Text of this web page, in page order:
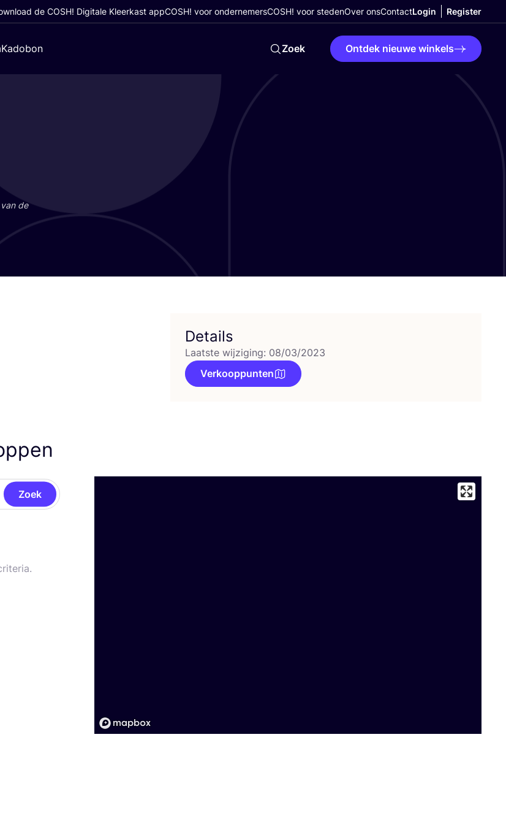
de COSH! Digitale Kleerkast appCOSH! voor ondernemersCOSH! voor stedenOver onsContactLogin Register
Kadobon Zoek Ontdek nieuwe winkels
de
Details
Laatste wijziging: 08/03/2023
Verkooppunten
Zoek